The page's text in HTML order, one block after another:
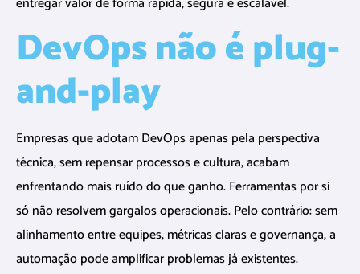
DevOps não é plug-
and-play
Empresas que adotam DevOps apenas pela perspectiva
técnica, sem repensar processos e cultura, acabam
enfrentando mais ruído do que ganho. Ferramentas por si
só não resolvem gargalos operacionais. Pelo contrário: sem
alinhamento entre equipes, métricas claras e governança, a
automação pode amplificar problemas já existentes.